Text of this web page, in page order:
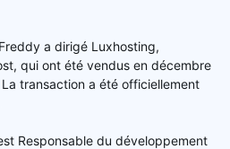
a dirigé Luxhosting,
qui ont été vendus en décembre
transaction a été officiellement
Responsable du développement